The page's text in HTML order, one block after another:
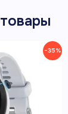
−35%